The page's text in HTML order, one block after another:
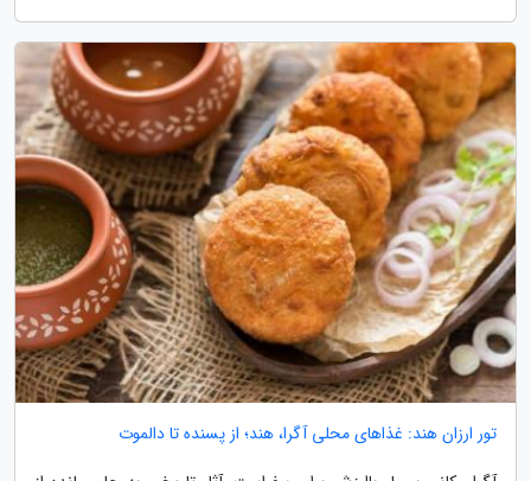
تور ارزان هند: غذاهای محلی آگرا، هند؛ از پسنده تا دالموت